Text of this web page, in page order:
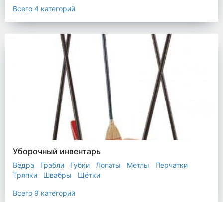
Всего 4 категорий
Уборочный инвентарь
Вёдра Грабли Губки Лопаты Метлы
Перчатки
Тряпки
Швабры Щётки
Всего 9 категорий